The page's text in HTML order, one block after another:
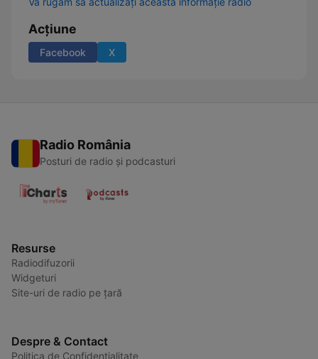
Acțiune
Facebook X
Radio România
Posturi de radio și podcasturi
Resurse
Radiodifuzorii
Widgeturi
Site-uri de radio pe țară
Despre & Contact
Politica de Confidențialitate